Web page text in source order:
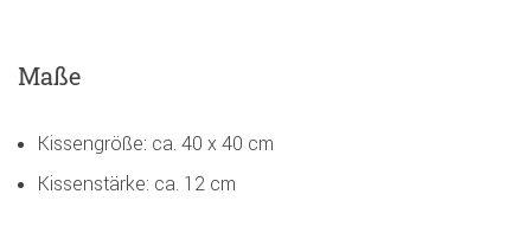
Maße
Kissengröße: ca. 40 x 40 cm
Kissenstärke: ca. 12 cm